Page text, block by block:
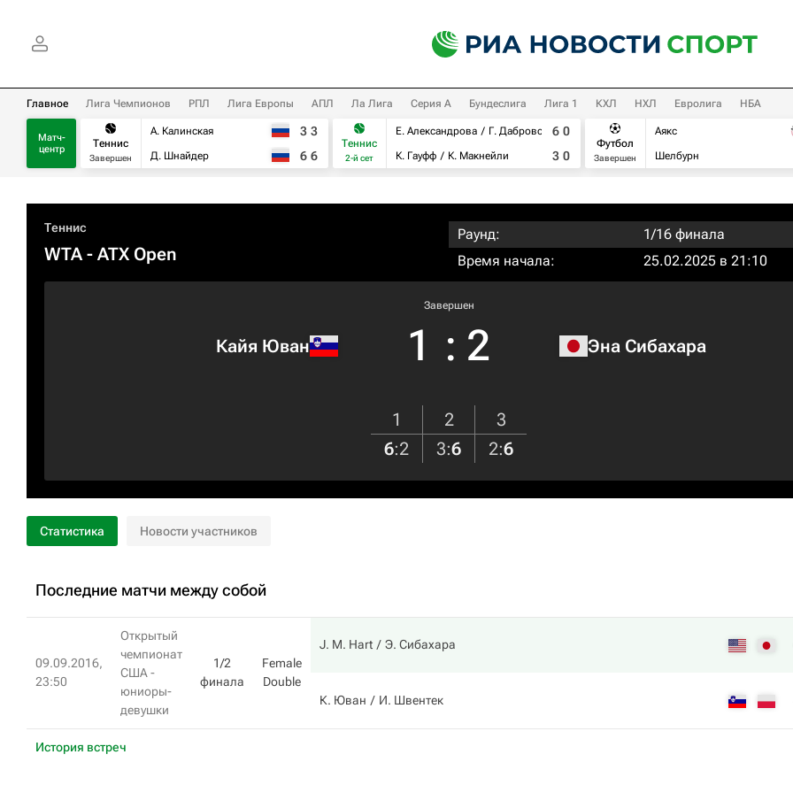
Главное Лига Чемпионов РПЛ Лига Европы АПЛ Ла Лига Серия А Бундеслига Лига 1 КХЛ НХЛ Евролига НБА
Матч-
центр
Теннис
Завершен
А. Калинская
Д. Шнайдер
3 3
6 6
Теннис
2-й сет
Е. Александрова
Г. Дабровски
К. Гауфф
К. Макнейли
6 0
3 0
Футбол
Завершен
Аякс
Шелбурн
Теннис
WTA- ATX Open
Раунд:
1/16 финала
Время начала:
25.02.2025 в 21:10
Кайя Юван
Завершен
1 : 2 Эна Сибахара
1 2
3
6:2 3:6 2:6
Статистика Новости участников
Последние матчи между собой
09.09.2016,
23:50
Открытый
чемпионат
США -
юниоры-
девушки
1/2
финала
Female
Double
J. M. Hart Э. Сибахара
К. Юван И. Швентек
История встреч